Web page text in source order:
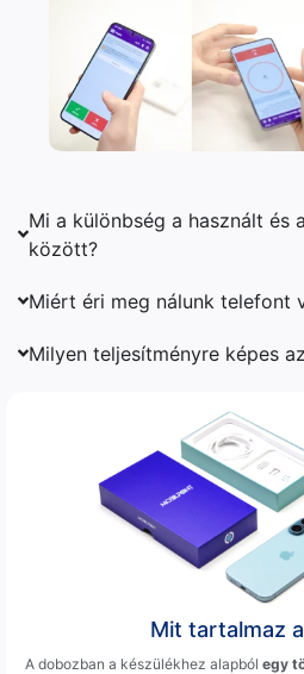
Mi a különbség a használt és
között?
Miért éri meg nálunk telefont
Milyen teljesítményre képes
Mit tartalmaz
A dobozban a készülékhez alapból egy